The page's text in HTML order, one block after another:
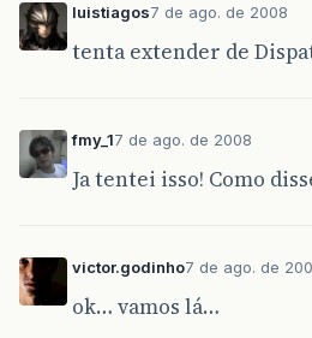
luistiagos7 de ago. de 2008
tenta extender de
fmy_17 de ago. de 2008
Ja tentei isso! Como
victor.godinho7 de ago. de
ok… vamos lá…